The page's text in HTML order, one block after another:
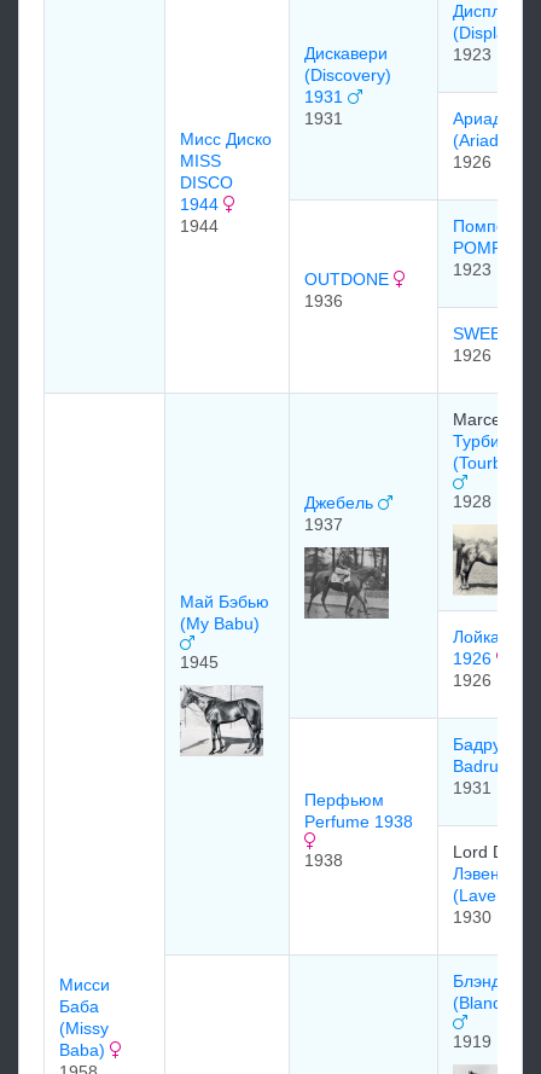
Мисс Диско
MISS
DISCO
1944
1944
Диcкавеpи
(Discovery)
1931
1931
Диcплэй
(Display)
1923
Аpиадна
(Ariadne)
1926
OUTDONE
1936
Помпей
POMPEY
1923
SWEEP
1926
Мисси
Баба
(Missy
Baba)
Май Бэбью
(My Babu)
1945
Джебель
1937
Marcel
Турбийон
(Tourbillon
1928
Лойка
1926
1926
Перфьюм
Perfume 1938
1938
Бадруддин
Badruddin
1931
Lord Derby
1930
(Blandford
1919